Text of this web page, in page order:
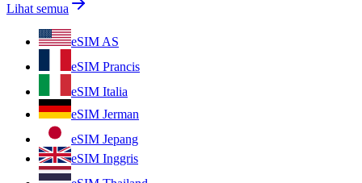
Lihat semua
eSIM AS
eSIM Prancis
eSIM Italia
eSIM Jerman
eSIM Jepang
eSIM Inggris